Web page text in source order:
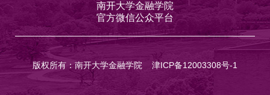
南开大学金融学院
官方微信公众平台
版权所有：南开大学金融学院 津ICP备12003308号-1